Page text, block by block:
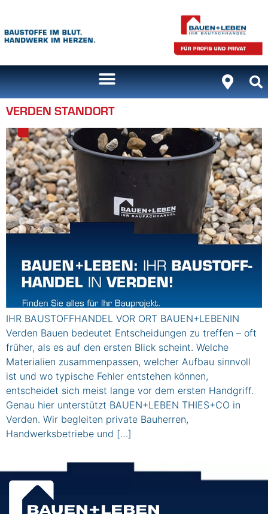
VERDEN STANDORT
IHR BAUSTOFFHANDEL VOR ORT BAUEN+LEBENIN
Verden Bauen bedeutet Entscheidungen zu treffen – oft
früher, als es auf den ersten Blick scheint. Welche
Materialien zusammenpassen, welcher Aufbau sinnvoll
ist und wo typische Fehler entstehen können,
entscheidet sich meist lange vor dem ersten Handgriff.
Genau hier unterstützt BAUEN+LEBEN THIES+CO in
Verden. Wir begleiten private Bauherren,
Handwerksbetriebe und […]